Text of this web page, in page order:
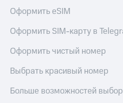
Оформить eSIM
Оформить SIM-карту в
Оформить чистый номер
Выбрать красивый номер
Больше возможностей